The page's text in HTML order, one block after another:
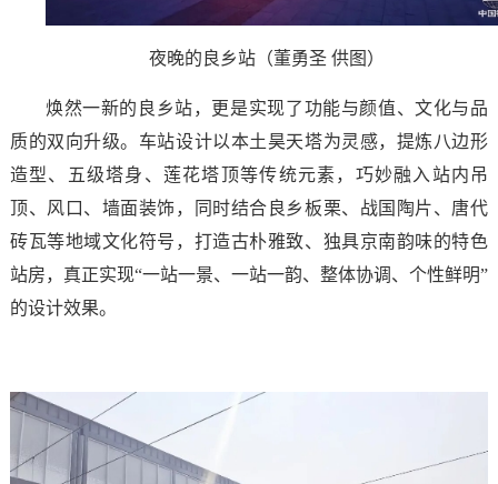
夜晚的良乡站（董勇圣 供图）
焕然一新的良乡站，更是实现了功能与颜值、文化与品
质的双向升级。车站设计以本土昊天塔为灵感，提炼八边形
造型、五级塔身、莲花塔顶等传统元素，巧妙融入站内吊
顶、风口、墙面装饰，同时结合良乡板栗、战国陶片、唐代
砖瓦等地域文化符号，打造古朴雅致、独具京南韵味的特色
站房，真正实现“一站一景、一站一韵、整体协调、个性鲜明”
的设计效果。